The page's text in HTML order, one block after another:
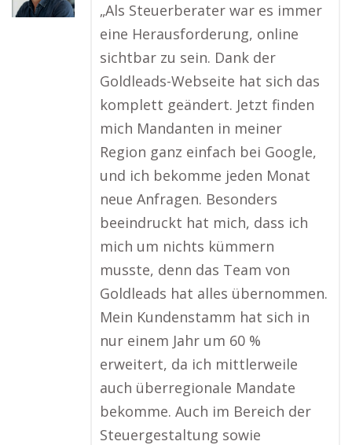
„Als Steuerberater war es immer
eine Herausforderung, online
sichtbar zu sein. Dank der
Goldleads-Webseite hat sich das
komplett geändert. Jetzt finden
mich Mandanten in meiner
Region ganz einfach bei Google,
und ich bekomme jeden Monat
neue Anfragen. Besonders
beeindruckt hat mich, dass ich
mich um nichts kümmern
musste, denn das Team von
Goldleads hat alles übernommen.
Mein Kundenstamm hat sich in
nur einem Jahr um 60 %
erweitert, da ich mittlerweile
auch überregionale Mandate
bekomme. Auch im Bereich der
Steuergestaltung sowie